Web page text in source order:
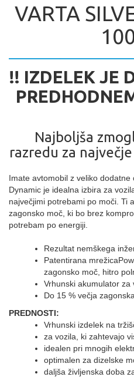
VARTA
!! IZDELEK JE
Najboljša
razredu za
Imate avtomobil z veliko dodatne
Dynamic je idealna izbira za
največjimi potrebami po moči. Ti
zagonsko moč, ki bo brez
potrebam po energiji.
Rezultat nemškega
Patentirana
zagonsko moč, hitro
Vrhunski akumulator
Do 15 % večja
PREDNOSTI:
Vrhunski izdelek na
za vozila, ki zahtevajo
idealen pri mnogih
optimalen za dizelske
daljša življenska doba